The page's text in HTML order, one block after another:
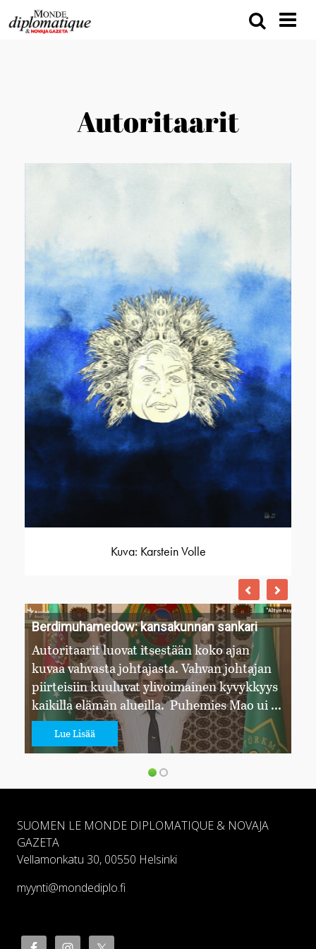
Autoritaarit
Kuva: Karstein Volle
Berdimuhamedow: kansakunnan sankari
Autoritaarit luovat itsestään koko ajan
kuvaa vahvasta johtajasta. Vahvan johtajan
piirteisiin kuuluvat ylivoimainen kyvykkyys
kaikilla elämän alueilla. Puhemies Mao ui ...
Lue Lisää
SUOMEN LE MONDE DIPLOMATIQUE & NOVAJA
GAZETA
Vellamonkatu 30, 00550 Helsinki
myynti@mondediplo.fi